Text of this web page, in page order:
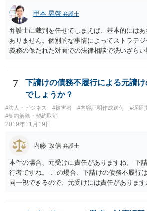
甲本 晃啓 弁護士
弁護士に裁判を任せてしまえば、基本的には
ありません。個別的な事情によってストラテ
義務の保たれた対面での法律相談で洗いざら
7
下請けの債務不履行による元請
でしょうか？
#法人・ビジネス #被害者 #内容証明作成送付
#遅延
#契約解除・契約取消
2019年11月19日
内藤 政信 弁護士
本件の場合、元受けに責任がありますね。 下
行者ですね。 この場合、下請けの債務不履行
同一視できるので、元受けには責任があります